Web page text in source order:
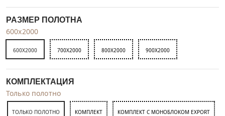
РАЗМЕР ПОЛОТНА
600x2000
600X2000 700X2000 800X2000 900X2000
КОМПЛЕКТАЦИЯ
Только полотно
ТОЛЬКО ПОЛОТНО КОМПЛЕКТ КОМПЛЕКТ С МОНОБЛОКОМ EXPORT